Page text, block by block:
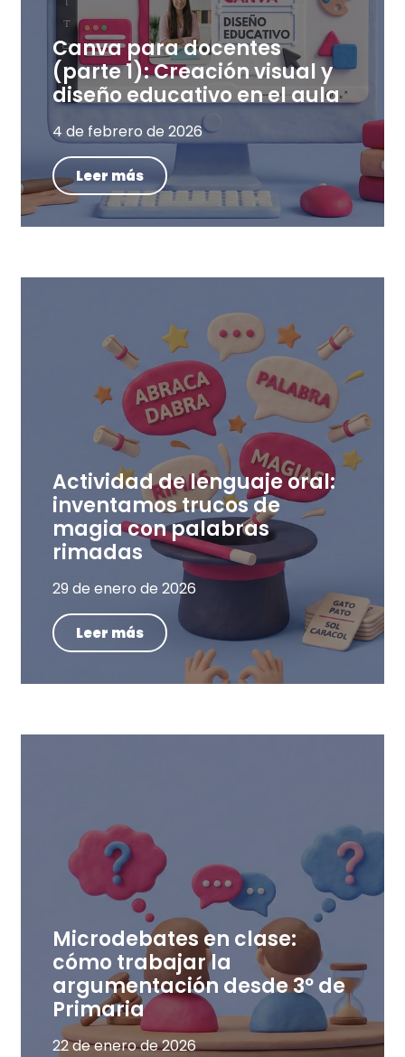
Canva para docentes
(parte 1): Creación visual y
diseño educativo en el aula
4 de febrero de 2026
Leer más
Actividad de lenguaje oral:
inventamos trucos de
magia con palabras
rimadas
29 de enero de 2026
Leer más
Microdebates en clase:
cómo trabajar la
argumentación desde 3º de
Primaria
22 de enero de 2026